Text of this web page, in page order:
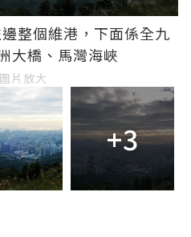
整個維港，下面係全九
大橋、馬灣海峽
片放大
+3